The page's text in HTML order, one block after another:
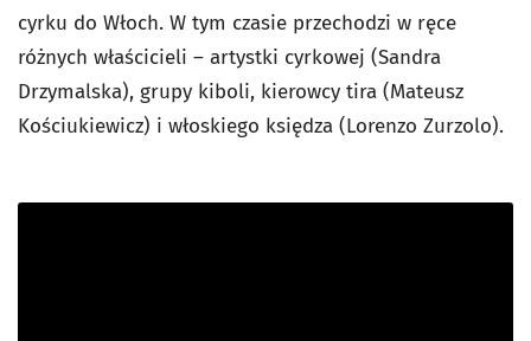
cyrku do Włoch. W tym czasie przechodzi w ręce
różnych właścicieli – artystki cyrkowej (Sandra
Drzymalska), grupy kiboli, kierowcy tira (Mateusz
Kościukiewicz) i włoskiego księdza (Lorenzo Zurzolo).